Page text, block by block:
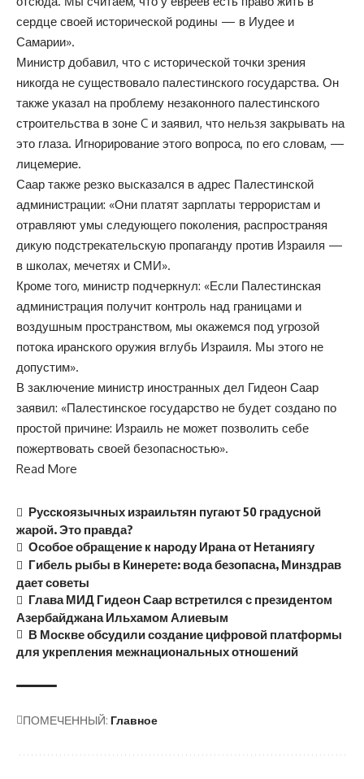
сердце своей исторической родины — в Иудее и
Самарии».
Министр добавил, что с исторической точки зрения
никогда не существовало палестинского государства. Он
также указал на проблему незаконного палестинского
строительства в зоне C и заявил, что нельзя закрывать на
это глаза. Игнорирование этого вопроса, по его словам, —
лицемерие.
Саар также резко высказался в адрес Палестинской
администрации: «Они платят зарплаты террористам и
отравляют умы следующего поколения, распространяя
дикую подстрекательскую пропаганду против Израиля —
в школах, мечетях и СМИ».
Кроме того, министр подчеркнул: «Если Палестинская
администрация получит контроль над границами и
воздушным пространством, мы окажемся под угрозой
потока иранского оружия вглубь Израиля. Мы этого не
допустим».
В заключение министр иностранных дел Гидеон Саар
заявил: «Палестинское государство не будет создано по
простой причине: Израиль не может позволить себе
пожертвовать своей безопасностью».
Read More
Русскоязычных израильтян пугают 50 градусной
жарой. Это правда?
Особое обращение к народу Ирана от Нетаниягу
Гибель рыбы в Кинерете: вода безопасна, Минздрав
дает советы
Глава МИД Гидеон Саар встретился с президентом
Азербайджана Ильхамом Алиевым
В Москве обсудили создание цифровой платформы
для укрепления межнациональных отношений
ПОМЕЧЕННЫЙ: Главное